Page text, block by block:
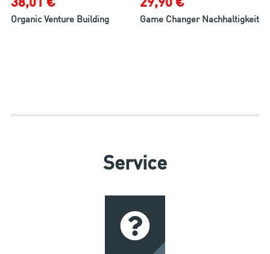
38,01 €
Organic Venture Building
29,90 €
Game Changer Nachhaltigkeit
Service